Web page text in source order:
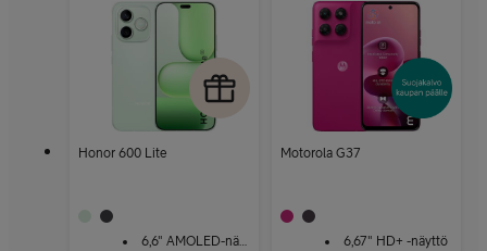
Honor 600 Lite
6,6" AMOLED-näyttö
Motorola G37
6,67" HD+ -näyttö